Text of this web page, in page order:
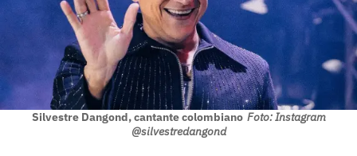
Silvestre Dangond, cantante colombiano Foto: Instagram
@silvestredangond